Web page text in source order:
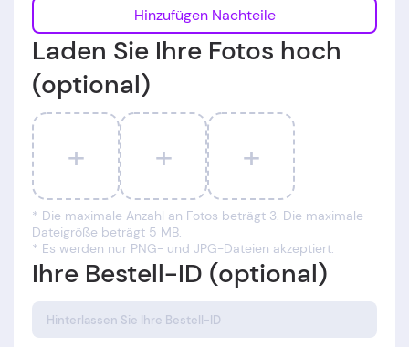
Hinzufügen Nachteile
Laden Sie Ihre Fotos hoch
(optional)
+ + +
* Die maximale Anzahl an Fotos beträgt 3. Die maximale
Dateigröße beträgt 5 MB.
* Es werden nur PNG- und JPG-Dateien akzeptiert.
Ihre Bestell-ID (optional)